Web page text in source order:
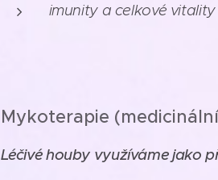
imunity a celkové vitality
Mykoterapie
Léčivé houby využíváme jako